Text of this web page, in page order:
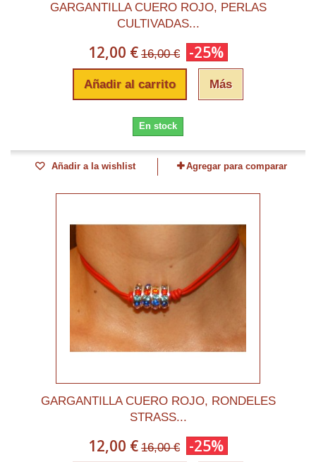
GARGANTILLA CUERO ROJO, PERLAS
CULTIVADAS...
12,00 € 16,00 € -25%
Añadir al carrito Más
En stock
Añadir a la wishlist Agregar para comparar
GARGANTILLA CUERO ROJO, RONDELES
STRASS...
12,00 € 16,00 € -25%